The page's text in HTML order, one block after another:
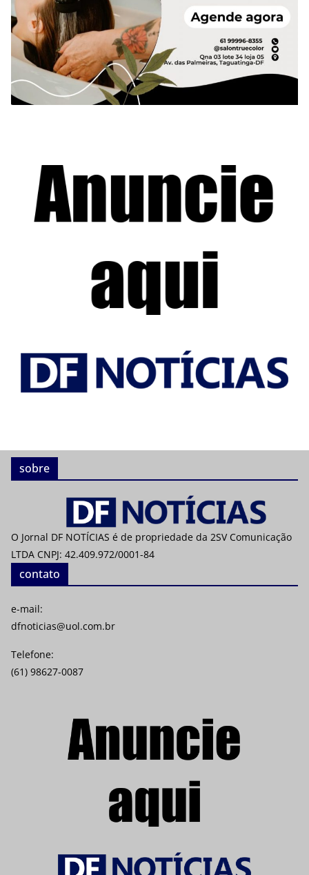
sobre
O Jornal DF NOTÍCIAS é de propriedade da 2SV Comunicação
LTDA CNPJ: 42.409.972/0001-84
contato
e-mail:
dfnoticias@uol.com.br
Telefone:
(61) 98627-0087